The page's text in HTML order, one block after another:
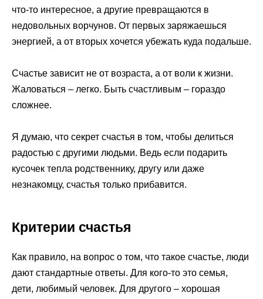
что-то интересное, а другие превращаются в
недовольных ворчунов. От первых заряжаешься
энергией, а от вторых хочется убежать куда подальше.
Счастье зависит не от возраста, а от воли к жизни.
Жаловаться – легко. Быть счастливым – гораздо
сложнее.
Я думаю, что секрет счастья в том, чтобы делиться
радостью с другими людьми. Ведь если подарить
кусочек тепла родственнику, другу или даже
незнакомцу, счастья только прибавится.
Критерии счастья
Как правило, на вопрос о том, что такое счастье, люди
дают стандартные ответы. Для кого-то это семья,
дети, любимый человек. Для другого – хорошая